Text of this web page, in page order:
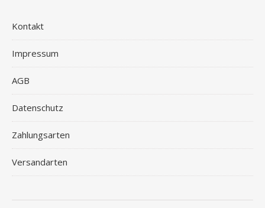
Kontakt
Impressum
AGB
Datenschutz
Zahlungsarten
Versandarten